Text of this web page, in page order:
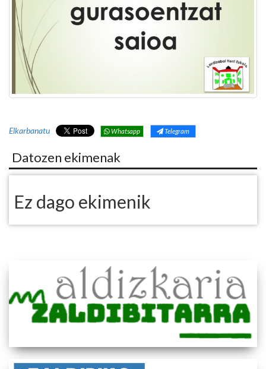
Elkarbanatu Whatsapp Telegram
Datozen ekimenak
Ez dago ekimenik